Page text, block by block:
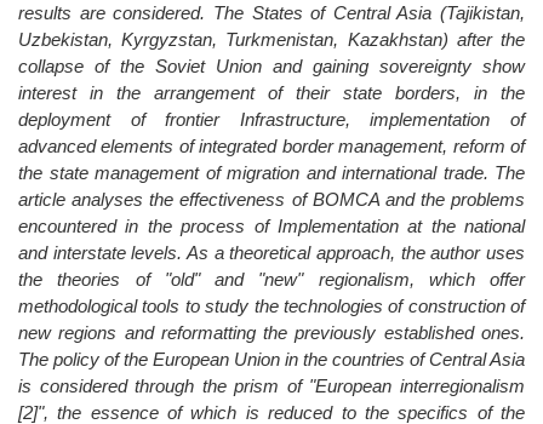
results are considered. The States of Central Asia (Tajikistan,
Uzbekistan, Kyrgyzstan, Turkmenistan, Kazakhstan) after the
collapse of the Soviet Union and gaining sovereignty show
interest in the arrangement of their state borders, in the
deployment of frontier Infrastructure, implementation of
advanced elements of integrated border management, reform of
the state management of migration and international trade. The
article analyses the effectiveness of BOMCA and the problems
encountered in the process of Implementation at the national
and interstate levels. As a theoretical approach, the author uses
the theories of "old" and "new" regionalism, which offer
methodological tools to study the technologies of construction of
new regions and reformatting the previously established ones.
The policy of the European Union in the countries of Central Asia
is considered through the prism of "European interregionalism
[2]", the essence of which is reduced to the specifics of the